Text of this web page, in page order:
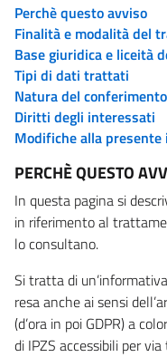
Perchè questo avviso
Finalità e modalità del
Base giuridica e liceità
Tipi di dati trattati
Natura del
Diritti degli interessati
Modifiche alla
PERCHÈ QUESTO
In questa pagina si
in riferimento al
lo consultano.
Si tratta di
resa anche ai sensi
(d’ora in poi GDPR) a
di IPZS accessibili per